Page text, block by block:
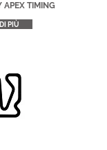
APEX TIMING
PIÙ